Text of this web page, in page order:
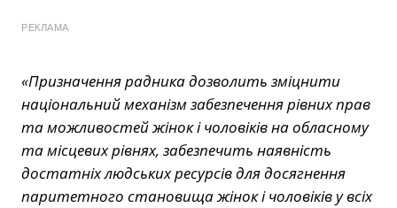
РЕКЛАМА
«Призначення радника дозволить зміцнити
національний механізм забезпечення рівних прав
та можливостей жінок і чоловіків на обласному
та місцевих рівнях, забезпечить наявність
достатніх людських ресурсів для досягнення
паритетного становища жінок і чоловіків у всіх